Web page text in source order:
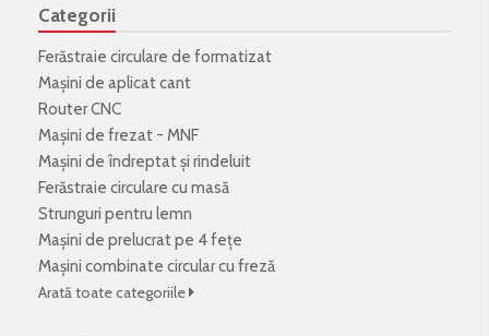
Categorii
Ferăstraie circulare de formatizat
Mașini de aplicat cant
Router CNC
Mașini de frezat - MNF
Mașini de îndreptat și rindeluit
Ferăstraie circulare cu masă
Strunguri pentru lemn
Mașini de prelucrat pe 4 fețe
Mașini combinate circular cu freză
Arată toate categoriile